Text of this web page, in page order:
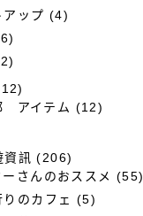
ップ (4)
アイテム (12)
資訊 (206)
ーさんのおススメ (55)
りのカフェ (5)